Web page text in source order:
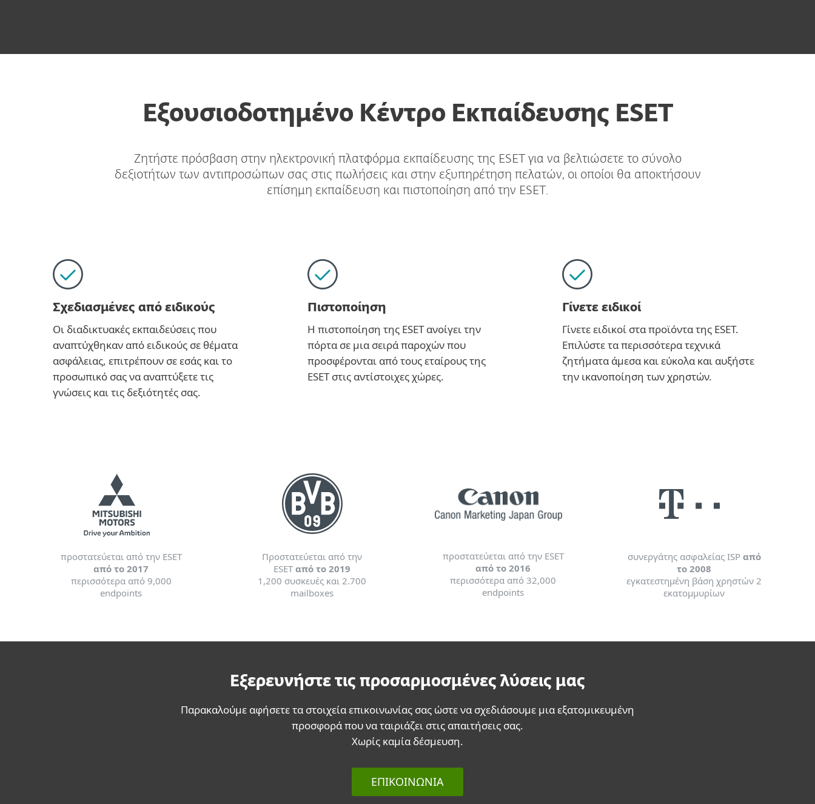
Εξουσιοδοτημένο Κέντρο Εκπαίδευσης ESET
Ζητήστε πρόσβαση στην ηλεκτρονική πλατφόρμα εκπαίδευσης της ESET για να βελτιώσετε το σύνολο
δεξιοτήτων των αντιπροσώπων σας στις πωλήσεις και στην εξυπηρέτηση πελατών, οι οποίοι θα αποκτήσουν
επίσημη εκπαίδευση και πιστοποίηση από την ESET.
Σχεδιασμένες από ειδικούς
Οι διαδικτυακές εκπαιδεύσεις που
αναπτύχθηκαν από ειδικούς σε θέματα
ασφάλειας, επιτρέπουν σε εσάς και το
προσωπικό σας να αναπτύξετε τις
γνώσεις και τις δεξιότητές σας.
Πιστοποίηση
Η πιστοποίηση της ESET ανοίγει την
πόρτα σε μια σειρά παροχών που
προσφέρονται από τους εταίρους της
ESET στις αντίστοιχες χώρες.
Γίνετε ειδικοί
Γίνετε ειδικοί στα προϊόντα της ESET.
Επιλύστε τα περισσότερα τεχνικά
ζητήματα άμεσα και εύκολα και αυξήστε
την ικανοποίηση των χρηστών.
προστατεύεται από την ESET
από το 2017
περισσότερα από 9,000
endpoints
Προστατεύεται από την
ESET από το 2019
1,200 συσκευές και 2.700
mailboxes
προστατεύεται από την ESET
από το 2016
περισσότερα από 32,000
endpoints
συνεργάτης ασφαλείας ISP από
το 2008
εγκατεστημένη βάση χρηστών 2
εκατομμυρίων
Εξερευνήστε τις προσαρμοσμένες λύσεις μας
Παρακαλούμε αφήσετε τα στοιχεία επικοινωνίας σας ώστε να σχεδιάσουμε μια εξατομικευμένη
προσφορά που να ταιριάζει στις απαιτήσεις σας.
Χωρίς καμία δέσμευση.
ΕΠΙΚΟΙΝΩΝΙΑ